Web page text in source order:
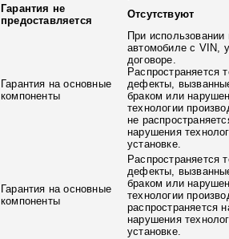
Гарантия не
предоставляется
Отсутствуют
Гарантия на основные
компоненты
При использовании
автомобиле с VIN,
договоре.
Распространяется
дефекты,
браком или
технологии
не
нарушения
установке.
Гарантия на основные
компоненты
Распространяется
дефекты,
браком или
технологии
распространяется
нарушения
установке.